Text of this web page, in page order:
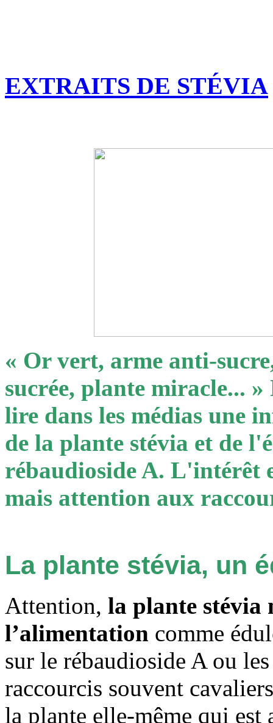
EXTRAITS DE STÉVIA
« Or vert, arme anti-
sucrée, plante miracle...
lire dans les médias une
de la plante stévia et de
rébaudioside A. L'intérêt
mais attention aux
La plante stévia, un
Attention, la plante stévia
l’alimentation comme
sur le rébaudioside A ou
raccourcis souvent
la plante elle-même qui est